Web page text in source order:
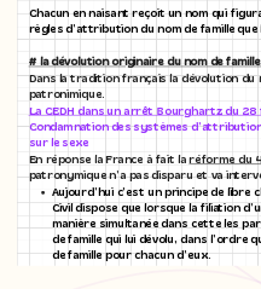
Chacun en naisant reçoit un nom qui
règles d’attribution du nom de famille que
# la dévolution originaire du nom de famille
Dans la tradition français la dévolution du
patronimique.
La CEDH dans un arrêt Bourghartz du 28
Condamnation des systèmes
sur le sexe
En réponse la France à fait laréforme du
patronymique n’a pas disparu et va
Aujourd’hui c’est un principe de libre
Civil dispose que lorsque la filiation
manière simultanée dans cette les
de famille qui lui dévolu, dans l’ordre
de famille pour chacun d’eux.